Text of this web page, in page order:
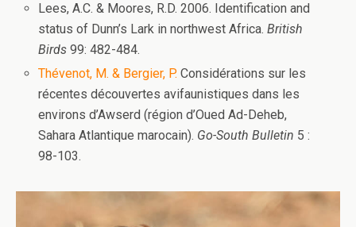
Lees, A.C. & Moores, R.D. 2006. Identification and
status of Dunn’s Lark in northwest Africa.British
Birds 99: 482-484.
Thévenot, M. & Bergier, P. Considérations sur les
récentes découvertes avifaunistiques dans les
environs d’Awserd (région d’Oued Ad-Deheb,
Sahara Atlantique marocain). Go-South Bulletin 5 :
98-103.